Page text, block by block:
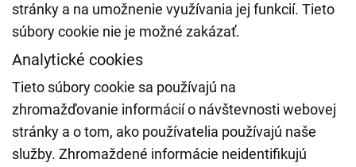
stránky a na umožnenie využívania jej funkcií. Tieto
súbory cookie nie je možné zakázať.
Analytické cookies
Tieto súbory cookie sa používajú na
zhromažďovanie informácií o návštevnosti webovej
stránky a o tom, ako používatelia používajú naše
služby. Zhromaždené informácie neidentifikujú